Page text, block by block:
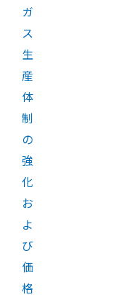
ガ
ス
生
産
体
制
の
強
化
お
よ
び
価
格